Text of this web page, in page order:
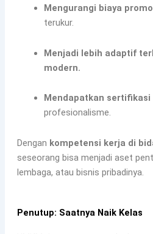
Mengurangi biaya
terukur.
Menjadi lebih adaptif
modern.
Mendapatkan sertifikasi
profesionalisme.
Dengan kompetensi kerja di
seseorang bisa menjadi aset
lembaga, atau bisnis pribadinya.
Penutup: Saatnya Naik Kelas